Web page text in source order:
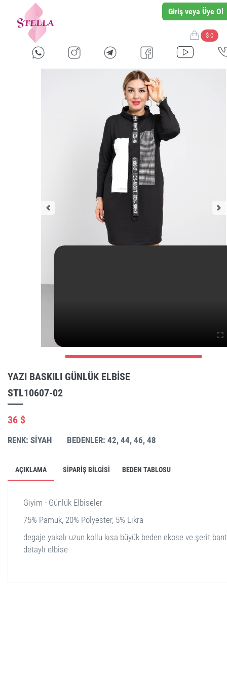
Giriş veya Üye Ol
$ 0
YAZI BASKILI GÜNLÜK ELBISE
STL10607-02
36 $
RENK: SIYAH BEDENLER: 42, 44, 46, 48
AÇIKLAMA SIPARIŞ BILGISI BEDEN TABLOSU
Giyim - Günlük Elbiseler
75% Pamuk, 20% Polyester, 5% Likra
degaje yakalı uzun kollu kısa büyük beden ekose ve şerit
detaylı elbise